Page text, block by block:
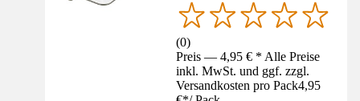
(0)
Preis — 4,95 € * Alle Preise
inkl. MwSt. und ggf. zzgl.
Versandkosten pro Pack4,95